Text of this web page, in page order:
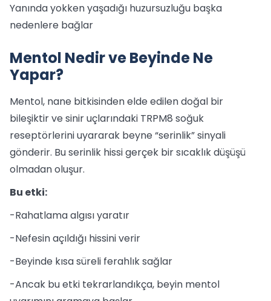
Yanında yokken yaşadığı huzursuzluğu başka
nedenlere bağlar
Mentol Nedir ve Beyinde Ne
Yapar?
Mentol, nane bitkisinden elde edilen doğal bir
bileşiktir ve sinir uçlarındaki TRPM8 soğuk
reseptörlerini uyararak beyne “serinlik” sinyali
gönderir. Bu serinlik hissi gerçek bir sıcaklık düşüşü
olmadan oluşur.
Bu etki:
-Rahatlama algısı yaratır
-Nefesin açıldığı hissini verir
-Beyinde kısa süreli ferahlık sağlar
-Ancak bu etki tekrarlandıkça, beyin mentol